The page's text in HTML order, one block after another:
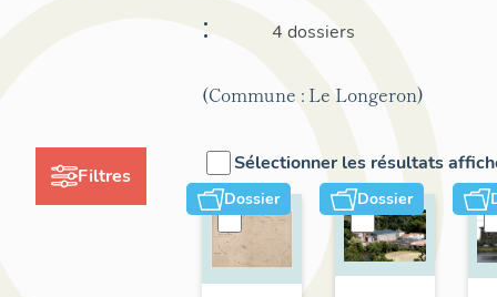
Filtres
:
4 dossiers
(Commune : Le Longeron)
Sélectionner les résultats
Dossier Dossier